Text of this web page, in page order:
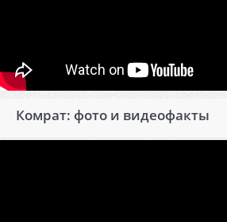
Комрат: фото и видеофакты